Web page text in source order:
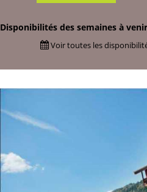
Disponibilités des semaines à
Voir toutes les